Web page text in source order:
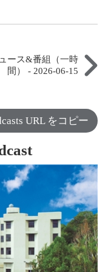
ース&番組（一時
間） - 2026-06-15
URL をコピー